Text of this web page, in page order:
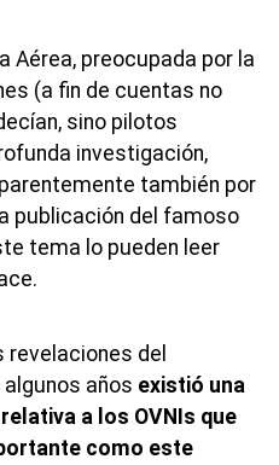
Aérea, preocupada por la
(a fin de cuentas no
sino pilotos
investigación,
también por
publicación del famoso
tema lo pueden leer
del
años existió una
a los OVNIs que
como este